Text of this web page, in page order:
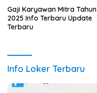
Gaji Karyawan Mitra Tahun
2025 Info Terbaru Update
Terbaru
Info Loker Terbaru